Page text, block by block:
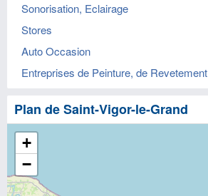
Sonorisation, Eclairage
Stores
Auto Occasion
Entreprises de Peinture, de Revetement
Plan de Saint-Vigor-le-Grand
+
−